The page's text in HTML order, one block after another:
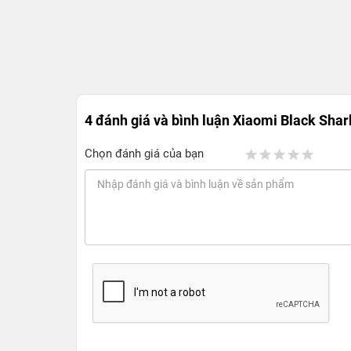
4 đánh giá và bình luậnXiaomi Black
Chọn đánh giá của bạn